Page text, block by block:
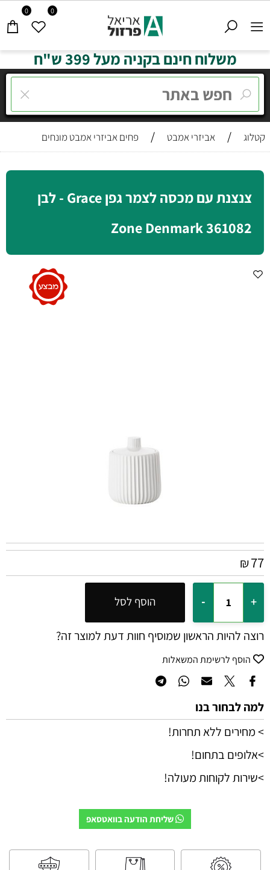
0 0
משלוח חינם בקניה מעל 399 ש"ח
קטלוג / אביזרי אמבט / פחים אביזרי אמבט מונחים
צנצנת עם מכסה לצמר גפן Grace - לבן
361082 Zone Denmark
₪77
הוסף לסל
רוצה להיות הראשון שמוסיף חוות דעת למוצר זה?
הוסף לרשימת המשאלות
למה לבחור בנו
> מחירים ללא תחרות!
>אלופים בתחום!
>שירות לקוחות מעולה!
שליחת הודעה בוואטסאפ